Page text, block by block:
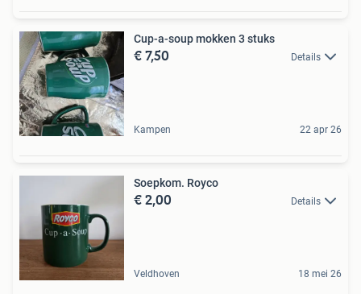
Cup-a-soup mokken 3 stuks
€ 7,50 Details
Kampen 22 apr 26
Soepkom. Royco
€ 2,00 Details
Veldhoven 18 mei 26